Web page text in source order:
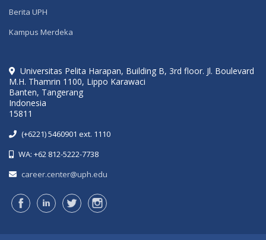
Berita UPH
Kampus Merdeka
Universitas Pelita Harapan, Building B, 3rd floor. Jl. Boulevard
M.H. Thamrin 1100, Lippo Karawaci
Banten, Tangerang
Indonesia
15811
(+6221) 5460901 ext. 1110
WA: +62 812-5222-7738
career.center@uph.edu